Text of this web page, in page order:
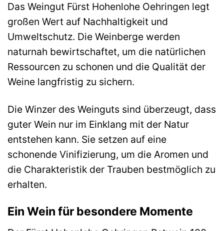
Das Weingut Fürst Hohenlohe Oehringen legt
großen Wert auf Nachhaltigkeit und
Umweltschutz. Die Weinberge werden
naturnah bewirtschaftet, um die natürlichen
Ressourcen zu schonen und die Qualität der
Weine langfristig zu sichern.
Die Winzer des Weinguts sind überzeugt, dass
guter Wein nur im Einklang mit der Natur
entstehen kann. Sie setzen auf eine
schonende Vinifizierung, um die Aromen und
die Charakteristik der Trauben bestmöglich zu
erhalten.
Ein Wein für besondere Momente